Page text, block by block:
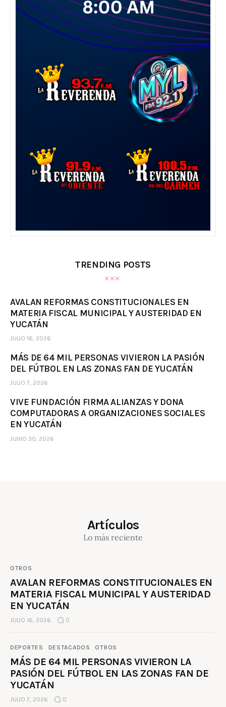
TRENDING POSTS
AVALAN REFORMAS CONSTITUCIONALES EN
MATERIA FISCAL MUNICIPAL Y AUSTERIDAD EN
YUCATÁN
JULIO 16, 2026
MÁS DE 64 MIL PERSONAS VIVIERON LA PASIÓN
DEL FÚTBOL EN LAS ZONAS FAN DE YUCATÁN
JULIO 7, 2026
VIVE FUNDACIÓN FIRMA ALIANZAS Y DONA
COMPUTADORAS A ORGANIZACIONES SOCIALES
EN YUCATÁN
JUNIO 30, 2026
Artículos
Lo más reciente
OTROS
AVALAN REFORMAS CONSTITUCIONALES EN
MATERIA FISCAL MUNICIPAL Y AUSTERIDAD
EN YUCATÁN
JULIO 16, 2026 0
DEPORTES DESTACADOS OTROS
MÁS DE 64 MIL PERSONAS VIVIERON LA
PASIÓN DEL FÚTBOL EN LAS ZONAS FAN DE
YUCATÁN
JULIO 7, 2026 0